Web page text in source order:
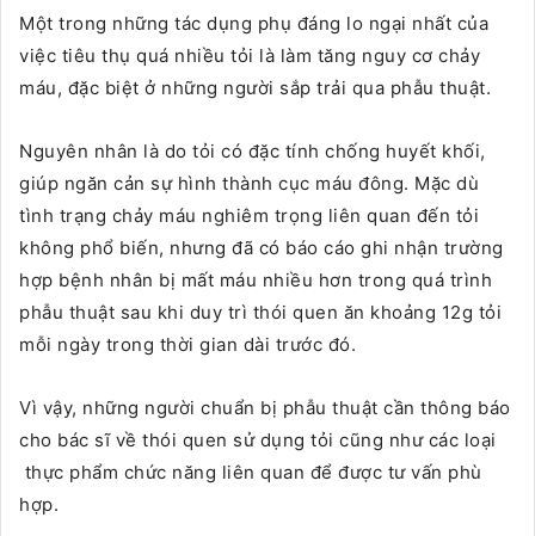
Một trong những tác dụng phụ đáng lo ngại nhất của
việc tiêu thụ quá nhiều tỏi là làm tăng nguy cơ chảy
máu, đặc biệt ở những người sắp trải qua phẫu thuật.
Nguyên nhân là do tỏi có đặc tính chống huyết khối,
giúp ngăn cản sự hình thành cục máu đông. Mặc dù
tình trạng chảy máu nghiêm trọng liên quan đến tỏi
không phổ biến, nhưng đã có báo cáo ghi nhận trường
hợp bệnh nhân bị mất máu nhiều hơn trong quá trình
phẫu thuật sau khi duy trì thói quen ăn khoảng 12g tỏi
mỗi ngày trong thời gian dài trước đó.
Vì vậy, những người chuẩn bị phẫu thuật cần thông báo
cho bác sĩ về thói quen sử dụng tỏi cũng như các loại
thực phẩm chức năng liên quan để được tư vấn phù
hợp.